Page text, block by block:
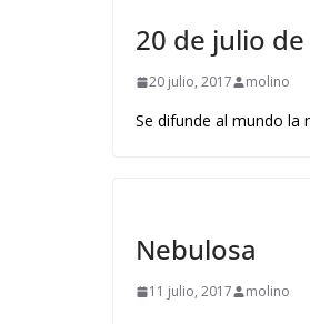
20 de julio
20 julio, 2017 molino
Se difunde al mundo la
Nebulosa
11 julio, 2017 molino